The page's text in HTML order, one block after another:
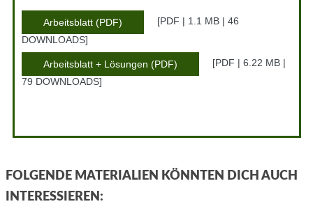
Arbeitsblatt (PDF)
PDF | 1.1 MB | 46
DOWNLOADS
Arbeitsblatt + Lösungen (PDF)
PDF | 6.22 MB |
79 DOWNLOADS
FOLGENDE MATERIALIEN KÖNNTEN DICH AUCH
INTERESSIEREN: